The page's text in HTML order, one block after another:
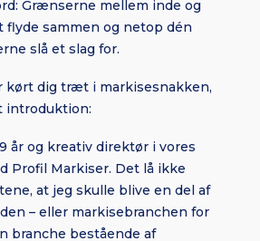
Grænserne mellem inde og
flyde sammen og netop dén
slå et slag for.
kørt dig træt i markisesnakken,
introduktion:
år og kreativ direktør i vores
Profil Markiser. Det lå ikke
at jeg skulle blive en del af
– eller markisebranchen for
branche bestående af